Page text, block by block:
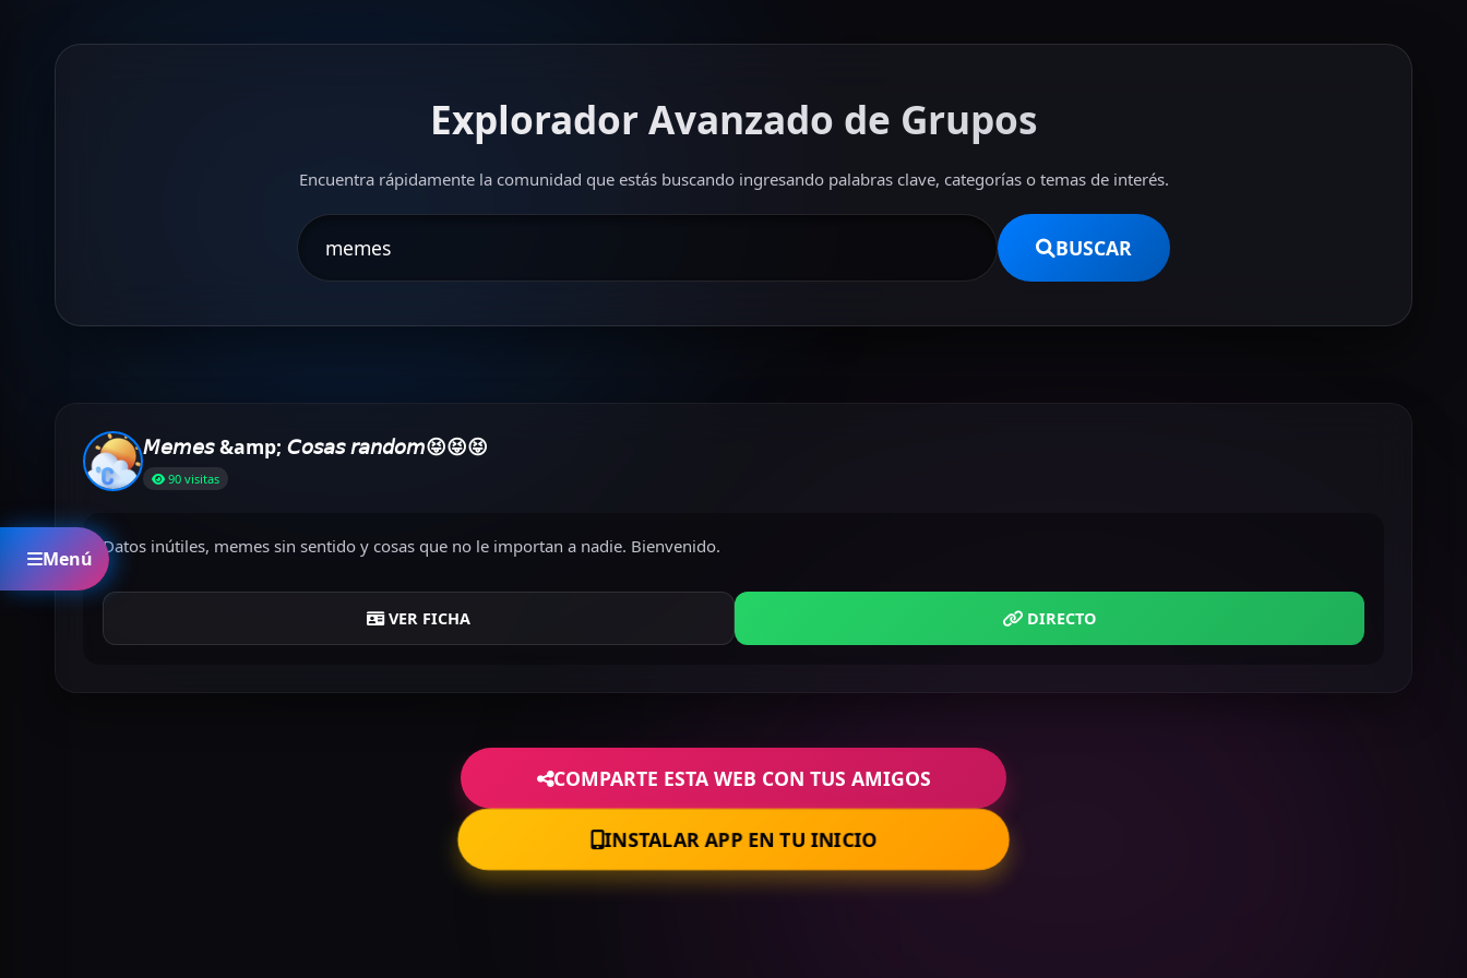
Menú
Explorador Avanzado de Grupos
Encuentra rápidamente la comunidad que estás buscando ingresando palabras clave, categorías o temas de interés.
BUSCAR
𝘔𝘦𝘮𝘦𝘴 &amp; 𝘊𝘰𝘴𝘢𝘴 𝘳𝘢𝘯𝘥𝘰𝘮😝😝😝
90 visitas
Datos inútiles, memes sin sentido y cosas que no le importan a nadie. Bienvenido.
VER FICHA DIRECTO
COMPARTE ESTA WEB CON TUS AMIGOS
INSTALAR APP EN TU INICIO